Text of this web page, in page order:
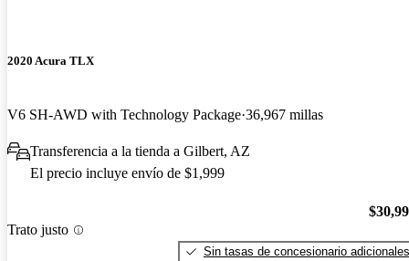
2020 Acura TLX
V6 SH-AWD with Technology Package 36,967 millas
Transferencia a la tienda a Gilbert, AZ
El precio incluye envío de $1,999
Trato justo
Sin tasas de concesionario adicionales